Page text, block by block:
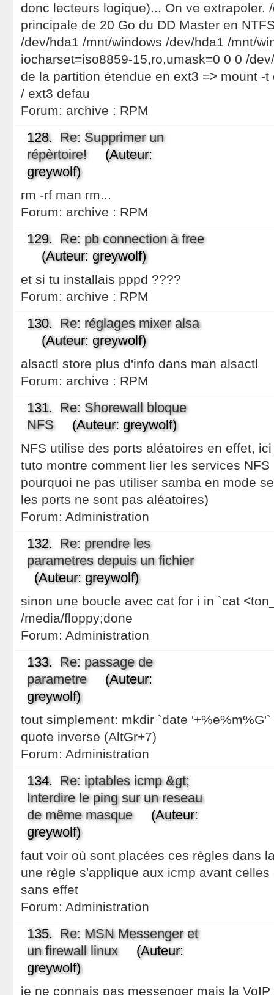
donc lecteurs logique)... On ve extrapoler.
principale de 20 Go du DD Master en
/dev/hda1 /mnt/windows /dev/hda1 /mnt/
iocharset=iso8859-15,ro,umask=0 0 0 /
de la partition étendue en ext3 => mount -
/ ext3 defau
Forum: archive : RPM
128. Re: Supprimer un
répèrtoire!(Auteur:
greywolf)
rm -rf man rm...
Forum: archive : RPM
129. Re: pb connection à free
(Auteur: greywolf)
et si tu installais pppd ????
Forum: archive : RPM
130. Re: réglages mixer alsa
(Auteur: greywolf)
alsactl store plus d'info dans man alsactl
Forum: archive : RPM
131. Re: Shorewall bloque
NFS(Auteur: greywolf)
NFS utilise des ports aléatoires en effet,
tuto montre comment lier les services
pourquoi ne pas utiliser samba en mode
les ports ne sont pas aléatoires)
Forum: Administration
132. Re: prendre les
parametres depuis un fichier
(Auteur: greywolf)
sinon une boucle avec cat for i in `cat
/media/floppy;done
Forum: Administration
133. Re: passage de
parametre(Auteur:
greywolf)
tout simplement: mkdir `date
quote inverse (AltGr+7)
Forum: Administration
134. Re: iptables icmp &gt;
Interdire le ping sur un reseau
de même masque(Auteur:
greywolf)
faut voir où sont placées ces règles dans
une règle s'applique aux icmp avant
sans effet
Forum: Administration
135. Re: MSN Messenger et
un firewall linux(Auteur:
greywolf)
je ne connais pas messenger mais la